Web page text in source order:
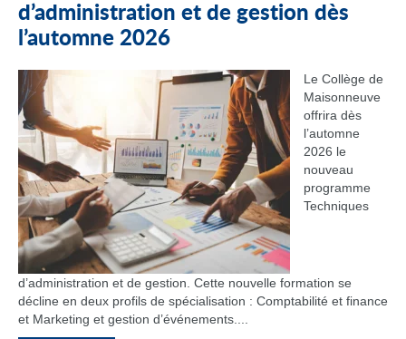
d’administration et de gestion dès
l’automne 2026
Le Collège de
Maisonneuve
offrira dès
l’automne
2026 le
nouveau
programme
Techniques
d’administration et de gestion. Cette nouvelle formation se
décline en deux profils de spécialisation : Comptabilité et finance
et Marketing et gestion d’événements....